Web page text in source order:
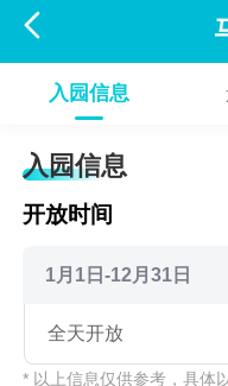

入园信息
入园信息
开放时间
1月1日-12月31日
全天开放
* 以上信息仅供参考，具体